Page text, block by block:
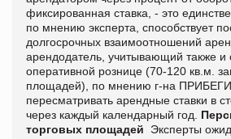
фиксированная ставка, - это
по мнению эксперта, способствует
долгосрочных взаимоотношений
арендодатель, учитывающий также и
оперативной рознице (70-120 кв.м.
площадей), по мнению г-на
пересматривать арендные ставки в
через каждый календарный год.
торговых площадей Эксперты